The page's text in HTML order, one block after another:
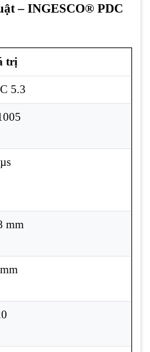
– INGESCO® PDC
trị
5.3
mm